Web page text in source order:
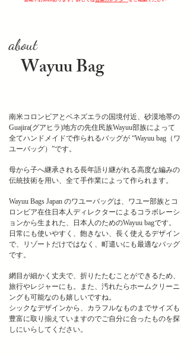
南米コロンビアとベネズエラの国境付近、砂漠地帯の
Guajira(グアヒラ)地方の先住民族Wayuu部族によって
全てハンドメイドで作られるバッグが “Wayuu bag（ワ
ユーバッグ）”です。
母から子へ継承される長年語り継がれる高度な編みの
伝統技術を用い、全て手作業によって作られます。
Wayuu Bags Japan のワユーバッグは、ワユー部族とコ
ロンビア在住日本人ディレクターによるコラボレーシ
ョンから生まれた、日本人のためのWayuu bagです。
日常にも使いやすく、飽きない、長く使えるデザイン
で、リゾートだけではなく、町遣いにも最適なバッグ
です。
網目が細かく丈夫で、折りたたむことができるため、
旅行やレジャーにも。また、汚れたらホームクリーニ
ングも可能なのも嬉しいですね。
シックなデザインから、カラフルなものまでサイズも
豊富に取り揃えていますのでご自分に合ったものを探
しにいらしてください。
Wayuu Bag
about